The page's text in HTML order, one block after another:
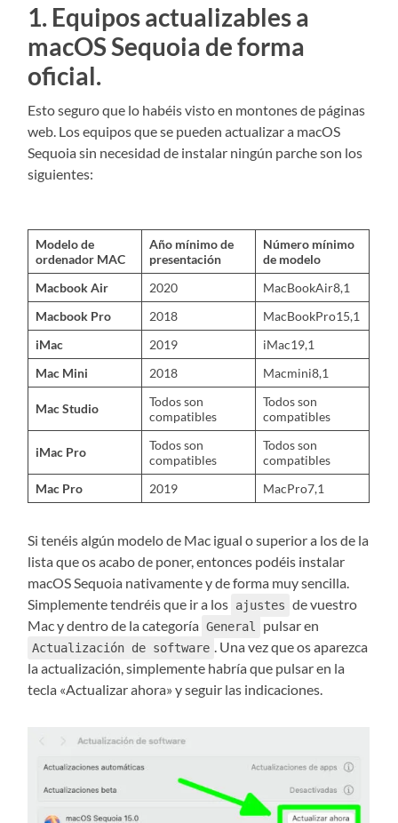
1. Equipos actualizables a
macOS Sequoia de forma
oficial.
Esto seguro que lo habéis visto en montones de páginas
web. Los equipos que se pueden actualizar a macOS
Sequoia sin necesidad de instalar ningún parche son los
siguientes:
Modelo de
ordenador MAC
Año mínimo de
presentación
Número mínimo
de modelo
Macbook Air
2020
MacBookAir8,1
Macbook Pro
2018
MacBookPro15,1
iMac
2019
iMac19,1
Mac Mini
2018 Macmini8,1
Mac Studio
Todos son
compatibles
Todos son
compatibles
iMac Pro
Todos son
compatibles
Todos son
compatibles
Mac Pro
2019 MacPro7,1
Si tenéis algún modelo de Mac igual o superior a los de la
lista que os acabo de poner, entonces podéis instalar
macOS Sequoia nativamente y de forma muy sencilla.
Simplemente tendréis que ir a los ajustes de vuestro
Mac y dentro de la categoría General pulsar en
Actualización de software
. Una vez que os aparezca
la actualización, simplemente habría que pulsar en la
tecla «Actualizar ahora» y seguir las indicaciones.